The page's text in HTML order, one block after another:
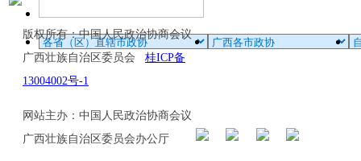
版权所有：中国人民政治协商会议
广西壮族自治区委员会 桂ICP备
13004002号-1
网站主办：中国人民政治协商会议
广西壮族自治区委员会办公厅